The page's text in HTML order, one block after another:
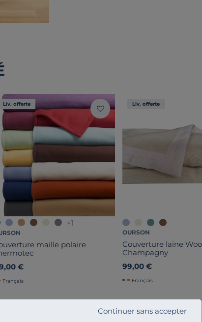
Continuer sans accepter
Liv. offerte
+1
maille polaire
€
Français
Liv. offerte
OURSON
Couverture laine
Champagny
99,00 €
Français